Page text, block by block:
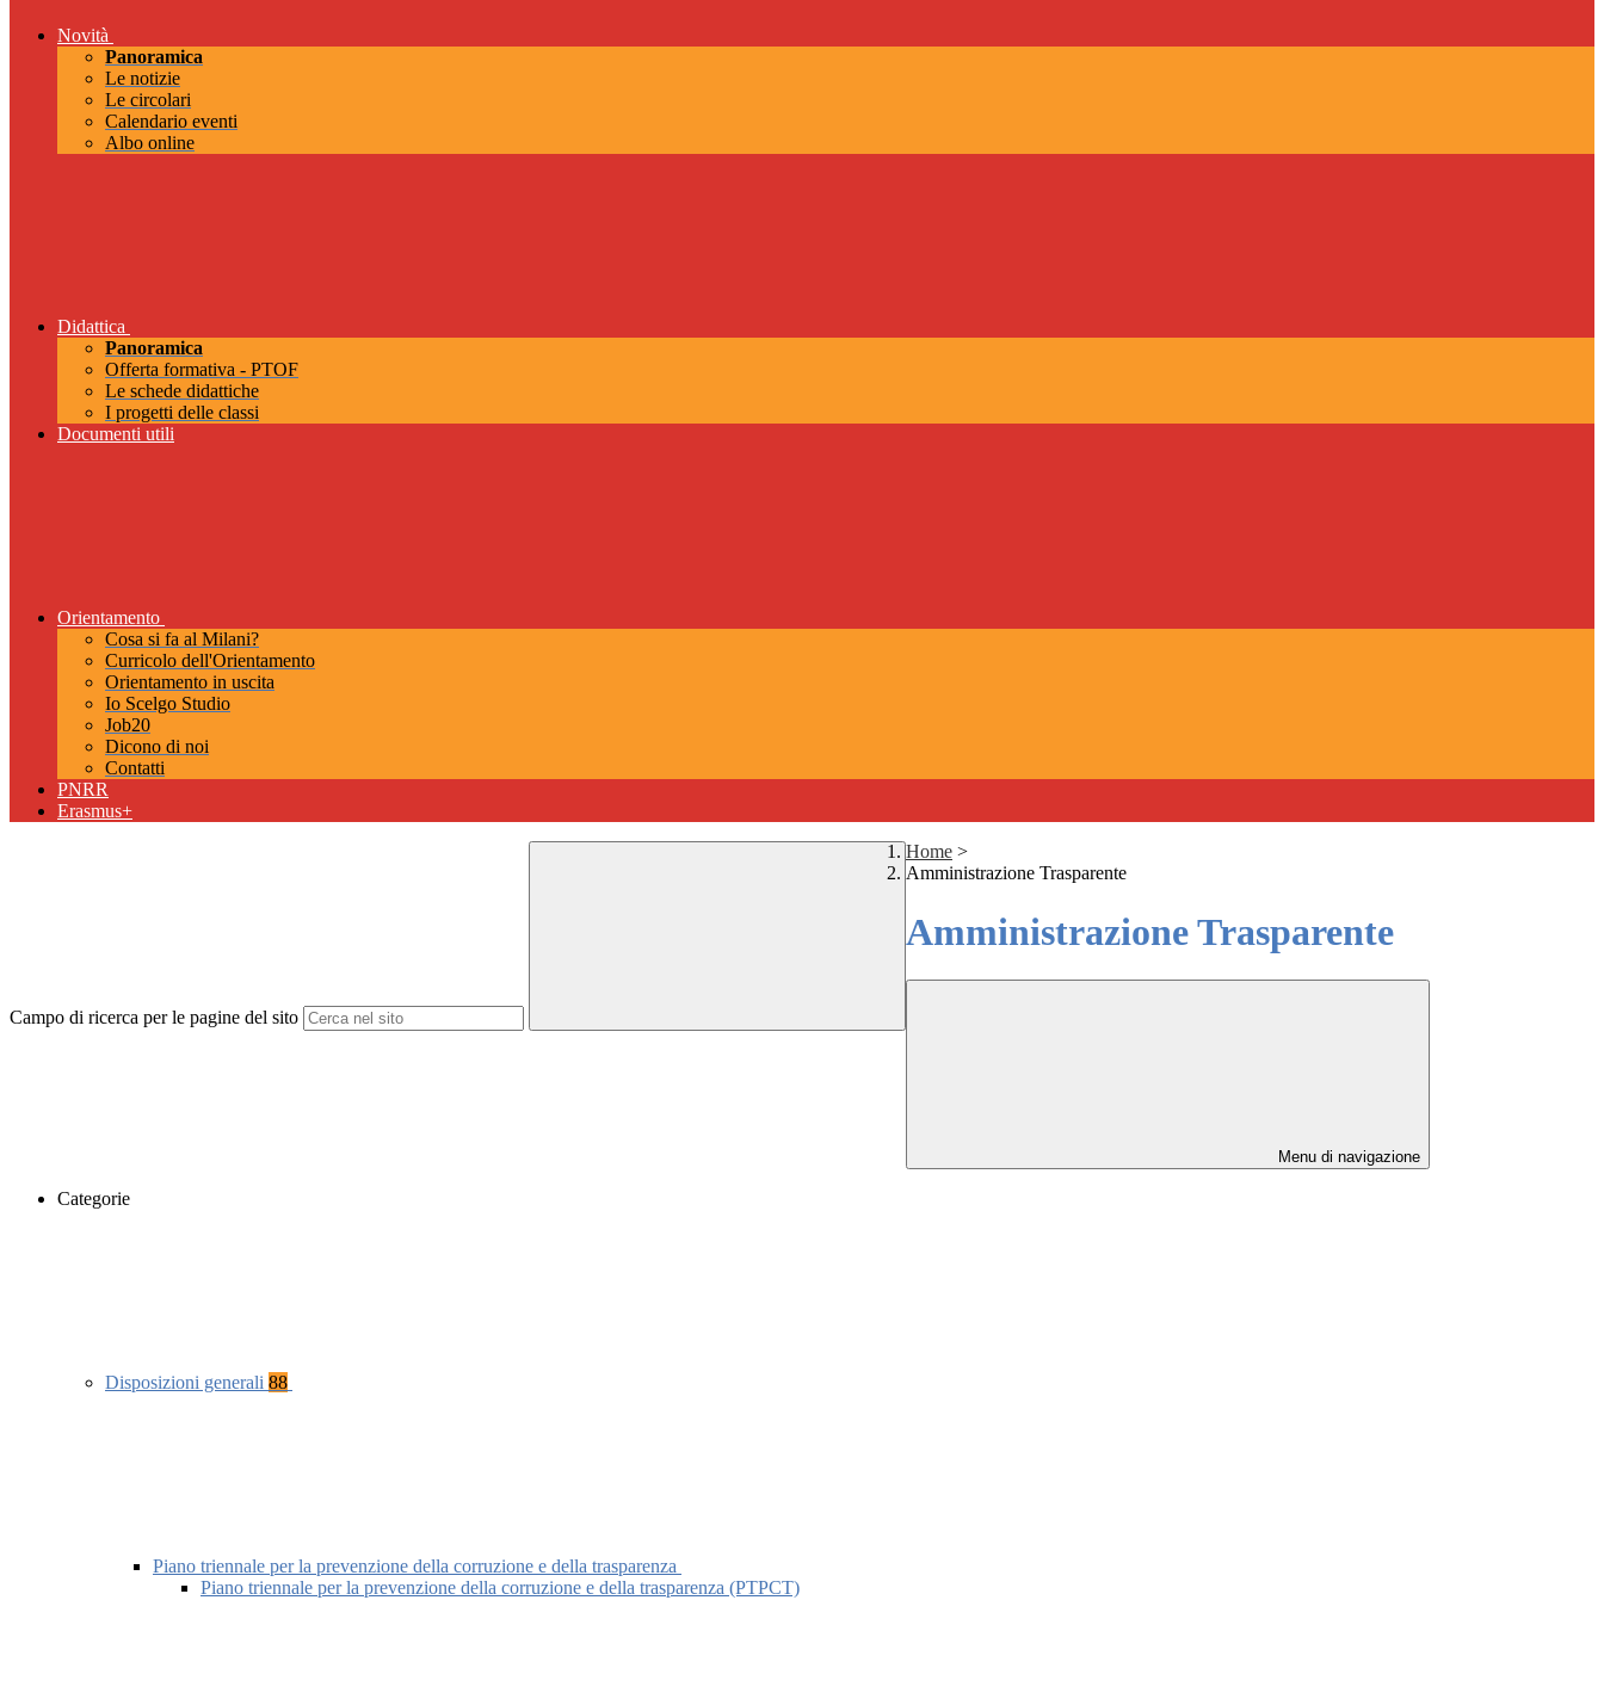
Novità
Panoramica
Le notizie
Le circolari
Calendario eventi
Albo online
Didattica
Panoramica
Offerta formativa - PTOF
Le schede didattiche
I progetti delle classi
Documenti utili
Orientamento
Cosa si fa al Milani?
Curricolo dell'Orientamento
Orientamento in uscita
Io Scelgo Studio
Job20
Dicono di noi
Contatti
PNRR
Erasmus+
Campo di ricerca per le pagine del sito
Home >
Amministrazione Trasparente
Amministrazione Trasparente
Menu di navigazione
Categorie
Disposizioni generali 88
Piano triennale per la prevenzione della corruzione e della trasparenza
Piano triennale per la prevenzione della corruzione e della trasparenza (PTPCT)